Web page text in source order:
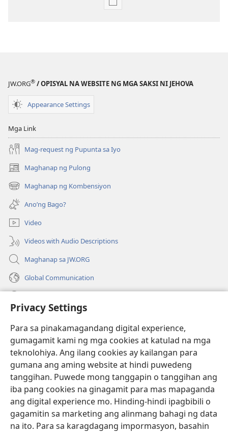
Privacy Settings
Para sa pinakamagandang digital experience,
gumagamit kami ng mga cookies at katulad na mga
teknolohiya. Ang ilang cookies ay kailangan para
gumana ang aming website at hindi puwedeng
tanggihan. Puwede mong tanggapin o tanggihan ang
iba pang cookies na ginagamit para mas mapaganda
ang digital experience mo. Hinding-hindi ipagbibili o
gagamitin sa marketing ang alinmang bahagi ng data
na ito. Para sa karagdagang impormasyon, basahin
Opsiyon
MAGASIN
JW.ORG® / OPISYAL NA WEBSITE NG MGA SAKSI NI JEHOVA
Appearance Settings
Mga Link
Mag-request ng Pupunta sa Iyo
Maghanap ng Pulong
(may
bubukas
na
bagong
window)
Maghanap ng Kombensiyon
(may
bubukas
na
bagong
window)
Ano’ng Bago?
Video
Videos with Audio Descriptions
Maghanap sa JW.ORG
Global Communication
(may
na
bagong
window)
Watchtower ONLINE LIBRARY™
(may
bubukas
na
bagong
window)
JW Hub ®
(may
bubukas
bagong
window)
JW Library ®
Watchtower Library®